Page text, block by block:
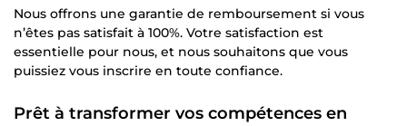
Nous offrons une garantie de remboursement si vous
n’êtes pas satisfait à 100%. Votre satisfaction est
essentielle pour nous, et nous souhaitons que vous
puissiez vous inscrire en toute confiance.
Prêt à transformer vos compétences en